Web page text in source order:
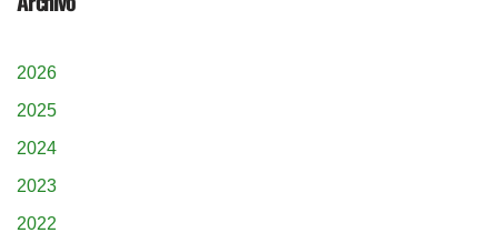
2026
2025
2024
2023
2022